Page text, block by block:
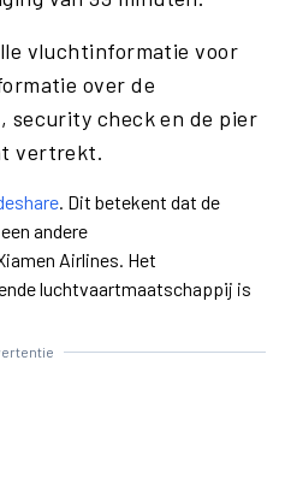
vluchtinformatie voor
over de
security check en de pier
vertrekt.
. Dit betekent dat de
andere
Airlines. Het
luchtvaartmaatschappij is